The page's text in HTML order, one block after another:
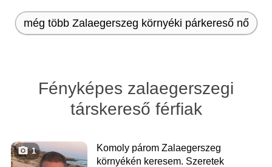
még több Zalaegerszeg környéki párkereső nő
Fényképes zalaegerszegi
társkereső férfiak
1
Komoly párom Zalaegerszeg
környékén keresem. Szeretek